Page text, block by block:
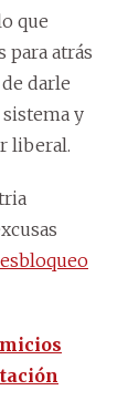
que
para atrás
darle
y
liberal.